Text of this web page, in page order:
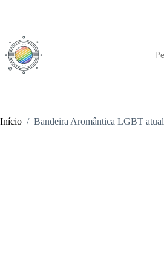
conteúdo
Início / Bandeira Aromântica LGBT atual